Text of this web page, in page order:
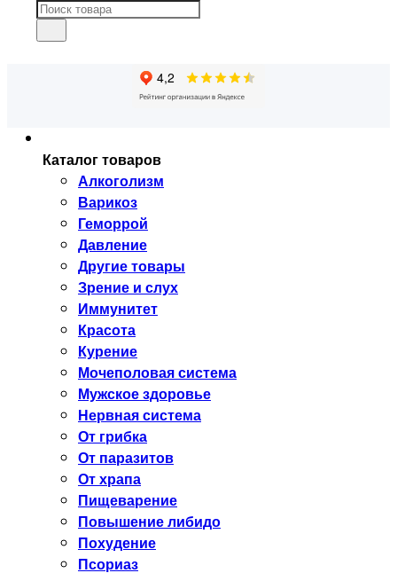
Каталог товаров
Алкоголизм
Варикоз
Геморрой
Давление
Другие товары
Зрение и слух
Иммунитет
Красота
Курение
Мочеполовая система
Мужское здоровье
Нервная система
От грибка
От паразитов
От храпа
Пищеварение
Повышение либидо
Похудение
Псориаз